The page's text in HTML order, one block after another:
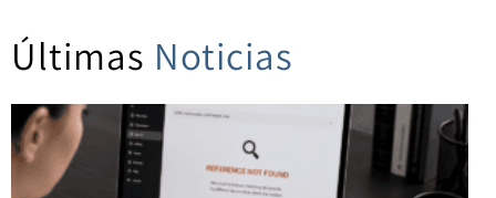
Últimas Noticias